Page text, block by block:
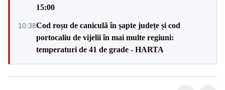
15:00
10:38Cod roșu de caniculă în șapte județe și cod
portocaliu de vijelii în mai multe regiuni:
temperaturi de 41 de grade - HARTA